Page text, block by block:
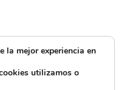
un plan
la mejor experiencia en
utilizamos o